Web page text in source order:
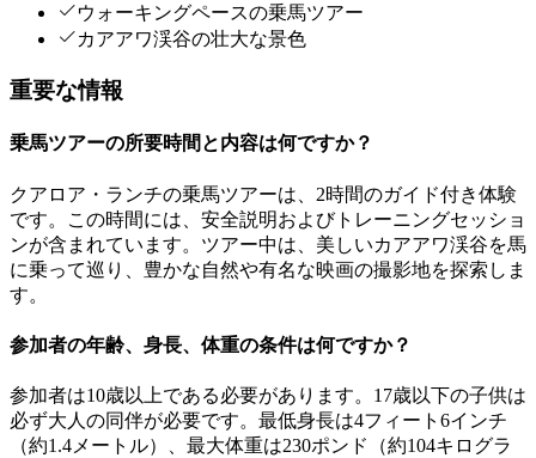
ウォーキングペースの乗馬ツアー
カアアワ渓谷の壮大な景色
重要な情報
乗馬ツアーの所要時間と内容は何ですか？
クアロア・ランチの乗馬ツアーは、2時間のガイド付き体験
です。この時間には、安全説明およびトレーニングセッショ
ンが含まれています。ツアー中は、美しいカアアワ渓谷を馬
に乗って巡り、豊かな自然や有名な映画の撮影地を探索しま
す。
参加者の年齢、身長、体重の条件は何ですか？
参加者は10歳以上である必要があります。17歳以下の子供は
必ず大人の同伴が必要です。最低身長は4フィート6インチ
（約1.4メートル）、最大体重は230ポンド（約104キログラ